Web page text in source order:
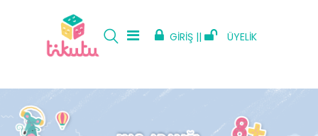
GİRİŞ || ÜYELİK